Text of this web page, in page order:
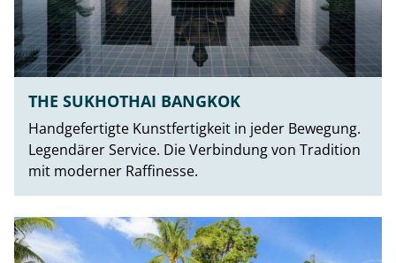
THE SUKHOTHAI BANGKOK
Handgefertigte Kunstfertigkeit in jeder Bewegung.
Legendärer Service. Die Verbindung von Tradition
mit moderner Raffinesse.